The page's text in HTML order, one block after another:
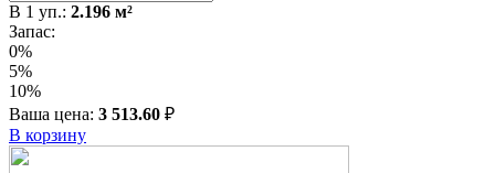
В 1 уп.: 2.196 м²
Запас:
0%
5%
10%
Ваша цена: 3 513.60 ₽
В корзину